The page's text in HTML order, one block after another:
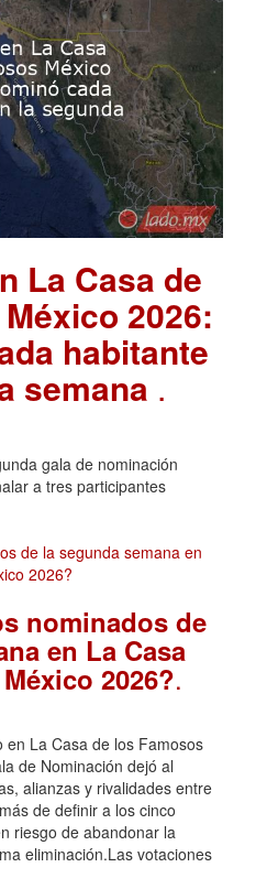
La Casa de
2026:
habitante
semana .
gala de nominación
a tres participantes
nominados de
en La Casa
2026?.
La Casa de los Famosos
de Nominación dejó al
alianzas y rivalidades entre
de definir a los cinco
riesgo de abandonar la
eliminación.Las votaciones